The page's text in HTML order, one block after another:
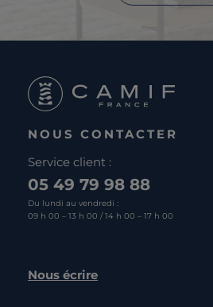
NOUS CONTACTER
Service client :
05 49 79 98 88
Du lundi au vendredi :
09 h 00 – 13 h 00 / 14 h 00 – 17 h 00
Nous écrire